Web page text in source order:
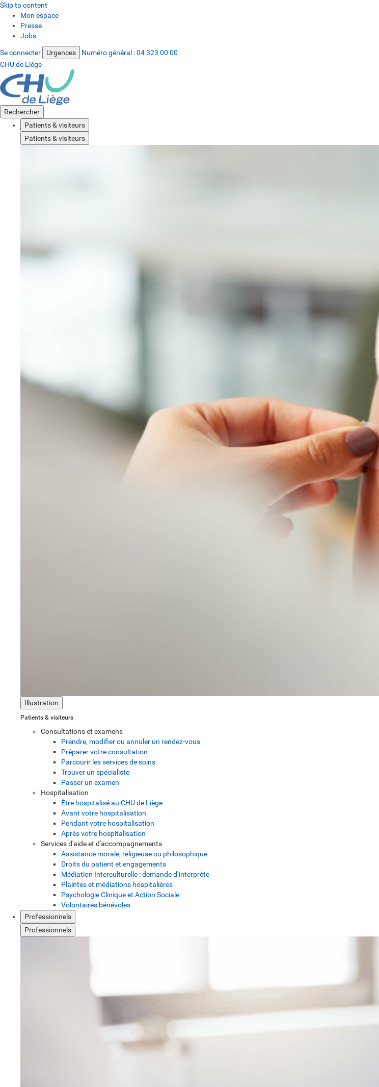
Skip to content
Mon espace
Presse
Jobs
Se connecter Urgences Numéro général :04 323 00 00
CHU de Liège
Rechercher
Patients & visiteurs
Patients & visiteurs
Illustration
Patients & visiteurs
Consultations et examens
Prendre, modifier ou annuler un rendez-vous
Préparer votre consultation
Parcourir les services de soins
Trouver un spécialiste
Passer un examen
Hospitalisation
Être hospitalisé au CHU de Liège
Avant votre hospitalisation
Pendant votre hospitalisation
Après votre hospitalisation
Services d'aide et d'accompagnements
Assistance morale, religieuse ou philosophique
Droits du patient et engagements
Médiation Interculturelle : demande d’interprète
Plaintes et médiations hospitalières
Psychologie Clinique et Action Sociale
Volontaires bénévoles
Professionnels
Professionnels